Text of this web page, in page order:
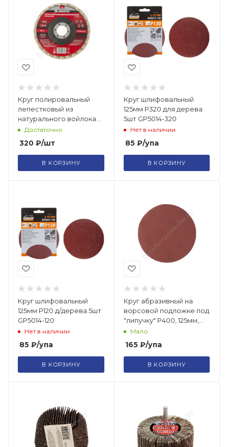
Круг полировальный
лепестковый из
натурального войлока
125 х 22,2 мм /75934
Достаточно
320 ₽/шт
В КОРЗИНУ
Круг шлифовальный
125мм Р320 для дерева
5шт GP5014-320
Нет в наличии
85₽/упа
В КОРЗИНУ
Круг шлифовальный
125мм Р120 д/дерева 5шт
GP5014-120
Нет в наличии
85 ₽/упа
В КОРЗИНУ
Круг абразивный на
ворсовой подложке под
"липучку" Р400, 125мм,
10шт/73874
Мало
165₽/упа
В КОРЗИНУ